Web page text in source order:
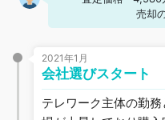
売却
2021年1月
会社選びスタート
テレワーク主体の勤